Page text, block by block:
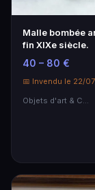
Malle bombée
fin XIXe siècle.
40 – 80 €
📅 Invendu le 22/
Objets d'art & Curiosités